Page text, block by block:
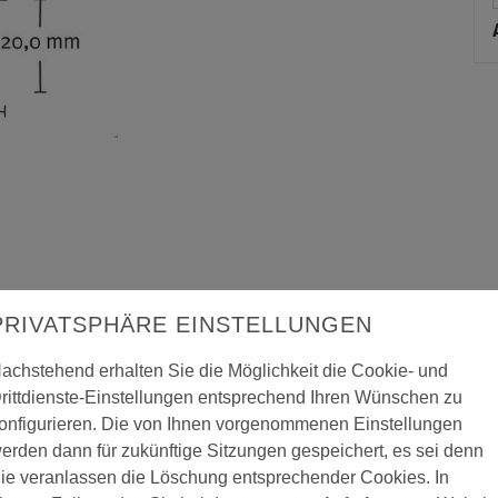
42 x 20 gebohrt, 100 cm
mit gesenkten Schraublöchern oder selbstklebender
EINSTELLUNGEN
erhalten Sie die Möglichkeit die Cookie- und
Einstellungen entsprechend Ihren Wünschen zu
Die von Ihnen vorgenommenen Einstellungen
dann für zukünftige Sitzungen gespeichert, es sei denn
veranlassen die Löschung entsprechender Cookies. In